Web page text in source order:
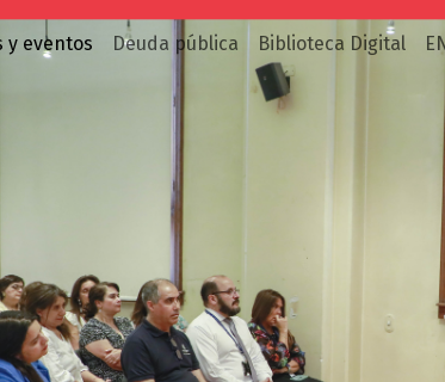
y eventos Deuda pública Biblioteca Digital